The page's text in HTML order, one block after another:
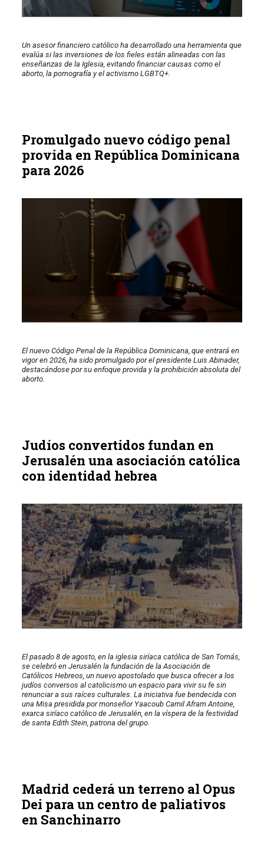
Un asesor financiero católico ha desarrollado una herramienta que
evalúa si las inversiones de los fieles están alineadas con las
enseñanzas de la Iglesia, evitando financiar causas como el
aborto, la pornografía y el activismo LGBTQ+.
Promulgado nuevo código penal
provida en República Dominicana
para 2026
El nuevo Código Penal de la República Dominicana, que entrará en
vigor en 2026, ha sido promulgado por el presidente Luis Abinader,
destacándose por su enfoque provida y la prohibición absoluta del
aborto.
Judíos convertidos fundan en
Jerusalén una asociación católica
con identidad hebrea
El pasado 8 de agosto, en la iglesia siríaca católica de San Tomás,
se celebró en Jerusalén la fundación de la Asociación de
Católicos Hebreos, un nuevo apostolado que busca ofrecer a los
judíos conversos al catolicismo un espacio para vivir su fe sin
renunciar a sus raíces culturales. La iniciativa fue bendecida con
una Misa presidida por monseñor Yaacoub Camil Afram Antoine,
exarca siríaco católico de Jerusalén, en la víspera de la festividad
de santa Edith Stein, patrona del grupo.
Madrid cederá un terreno al Opus
Dei para un centro de paliativos
en Sanchinarro